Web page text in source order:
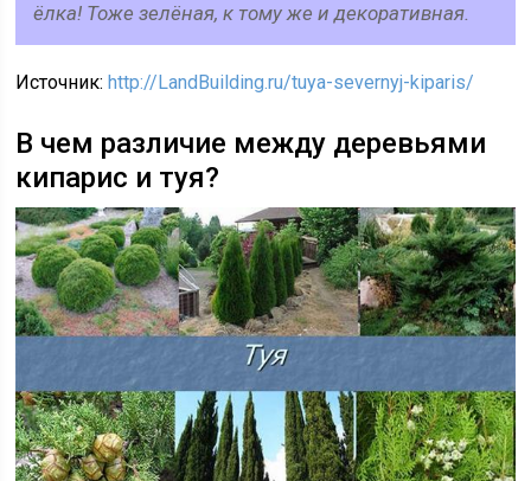
ёлка! Тоже зелёная, к тому же и декоративная.
Источник: http://LandBuilding.ru/tuya-severnyj-kiparis/
В чем различие между деревьями
кипарис и туя?